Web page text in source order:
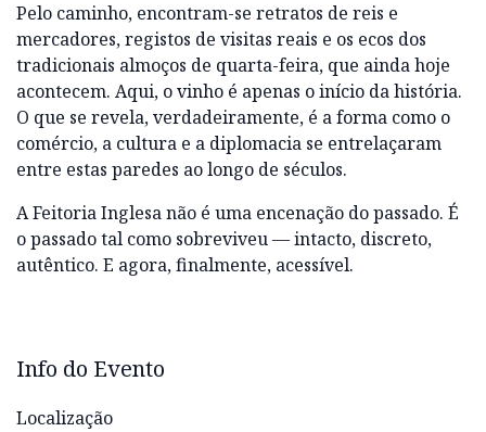
Pelo caminho, encontram-se retratos de reis e
mercadores, registos de visitas reais e os ecos dos
tradicionais almoços de quarta-feira, que ainda hoje
acontecem. Aqui, o vinho é apenas o início da história.
O que se revela, verdadeiramente, é a forma como o
comércio, a cultura e a diplomacia se entrelaçaram
entre estas paredes ao longo de séculos.
A Feitoria Inglesa não é uma encenação do passado. É
o passado tal como sobreviveu — intacto, discreto,
autêntico. E agora, finalmente, acessível.
Info do Evento
Localização